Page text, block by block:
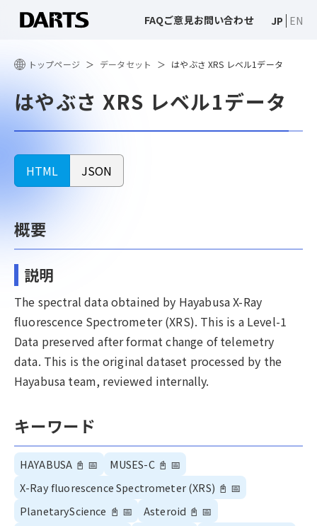
FAQご意見お問い合わせ JP EN
トップページ データセット はやぶさ XRS レベル1データ
はやぶさ XRS レベル1データ
HTML JSON
概要
説明
The spectral data obtained by Hayabusa X-Ray
fluorescence Spectrometer (XRS). This is a Level-1
Data preserved after format change of telemetry
data. This is the original dataset processed by the
Hayabusa team, reviewed internally.
キーワード
HAYABUSA 📓 📅 MUSES-C 📓 📅
X-Ray fluorescence Spectrometer (XRS) 📓 📅
PlanetaryScience 📓 📅 Asteroid 📓 📅